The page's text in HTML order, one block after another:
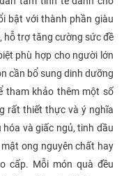
bật với thành phần giàu
hỗ trợ tăng cường sức đề
phù hợp cho người lớn
cần bổ sung dinh dưỡng
tham khảo thêm một số
rất thiết thực và ý nghĩa
và giấc ngủ, tinh dầu
ong nguyên chất hay
cấp. Mỗi món quà đều